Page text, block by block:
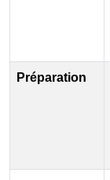
Préparation